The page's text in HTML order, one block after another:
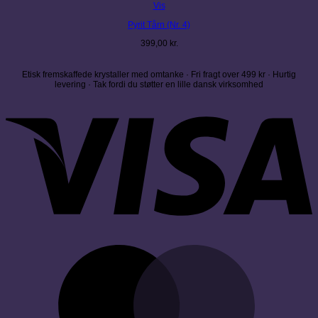
Vis
Pyrit Tårn (Nr. 4)
399,00 kr.
Etisk fremskaffede krystaller med omtanke · Fri fragt over 499 kr · Hurtig
levering · Tak fordi du støtter en lille dansk virksomhed